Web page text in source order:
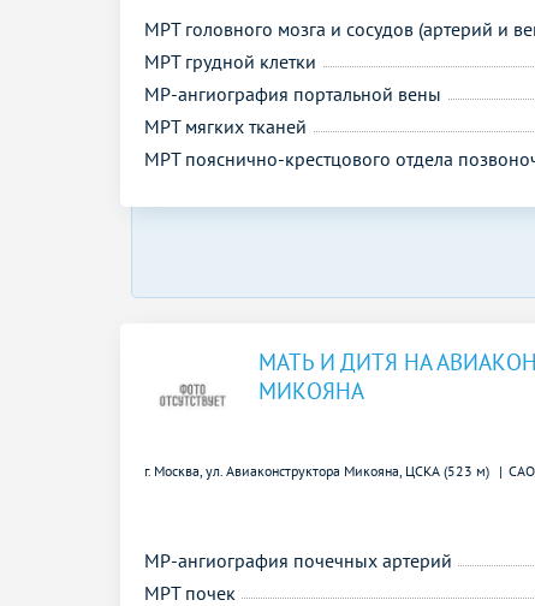
МРТ головного мозга и сосудов (артерий и
МРТ грудной клетки
МР-ангиография портальной вены
МРТ мягких тканей
МРТ пояснично-крестцового отдела
МАТЬ И ДИТЯ НА
МИКОЯНА
г. Москва, ул. Авиаконструктора Микояна, ЦСКА (523 м) САО
МР-ангиография почечных артерий
МРТ почек